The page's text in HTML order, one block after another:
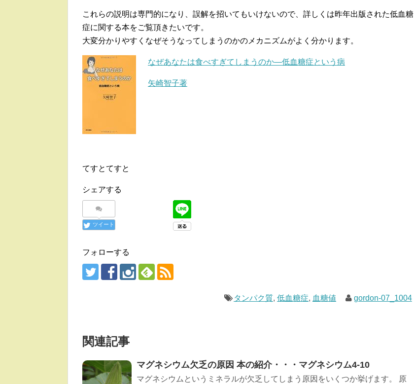
これらの説明は専門的になり、誤解を招いてもいけないので、詳しくは昨年出版された低血糖
症に関する本をご覧頂きたいです。
大変分かりやすくなぜそうなってしまうのかのメカニズムがよく分かります。
なぜあなたは食べすぎてしまうのか―低血糖症という病
矢崎智子著
てすとてすと
シェアする
ツイート
フォローする
タンパク質,低血糖症, 血糖値 gordon-07_1004
関連記事
マグネシウム欠乏の原因 本の紹介・・・マグネシウム4-10
マグネシウムというミネラルが欠乏してしまう原因をいくつか挙げます。 原